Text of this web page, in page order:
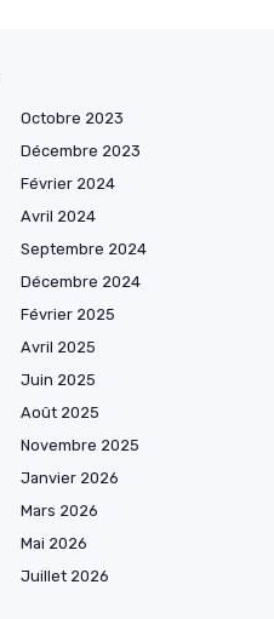
Octobre 2023
Décembre 2023
Février 2024
Avril 2024
Septembre 2024
Décembre 2024
Février 2025
Avril 2025
Juin 2025
Août 2025
Novembre 2025
Janvier 2026
Mars 2026
Mai 2026
Juillet 2026